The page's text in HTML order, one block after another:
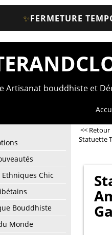
✨FERMETURE
Artisanat bouddhiste et
Ethniques Chic
Bouddhiste
Monde
<< Retour
Statuette